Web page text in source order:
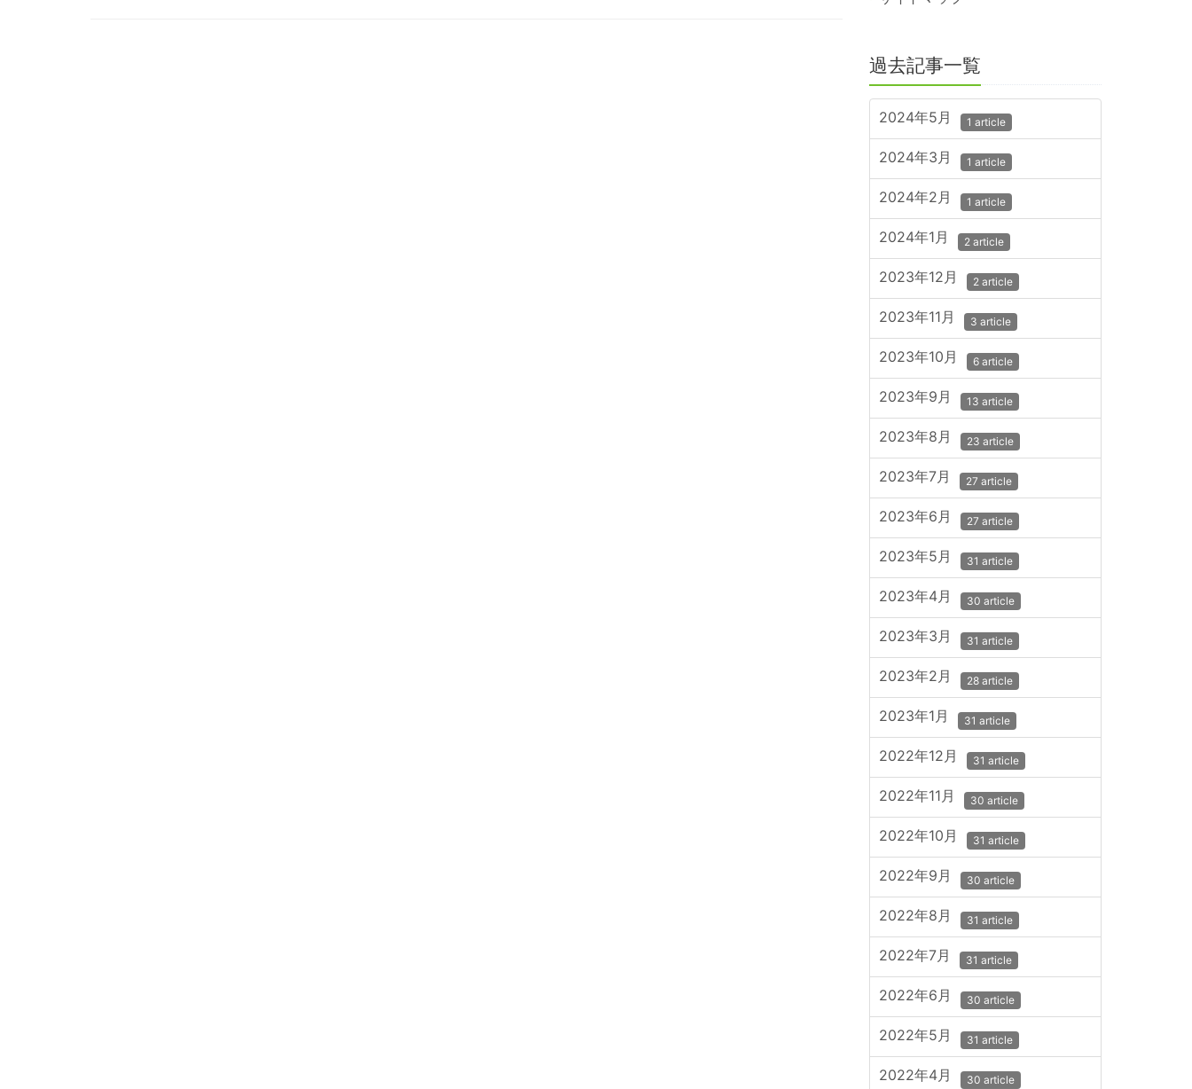
過去記事一覧
2024年5月 1 article
2024年3月 1 article
2024年2月 1 article
2024年1月 2 article
2023年12月 2 article
2023年11月 3 article
2023年10月 6 article
2023年9月 13 article
2023年8月 23 article
2023年7月 27 article
2023年6月 27 article
2023年5月 31 article
2023年4月 30 article
2023年3月 31 article
2023年2月 28 article
2023年1月 31 article
2022年12月 31 article
2022年11月 30 article
2022年10月 31 article
2022年9月 30 article
2022年8月 31 article
2022年7月 31 article
2022年6月 30 article
2022年5月 31 article
2022年4月 30 article